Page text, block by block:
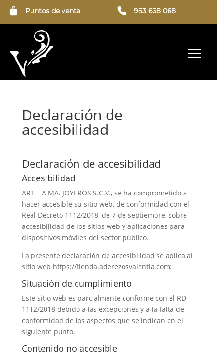
Puntos de venta 963 638 068
Declaración de
accesibilidad
Declaración de accesibilidad
Accesibilidad
ART – A MA. JOYEROS S.C.V., se ha comprometido a
hacer accesible su sitio web, de conformidad con el
Real Decreto 1112/2018, de 7 de septiembre, sobre
accesibilidad de los sitios web y aplicaciones para
dispositivos móviles del sector público.
La presente declaración de accesibilidad se aplica al
sitio web https://tienda.aderezosvalentia.com:
Situación de cumplimiento
Este sitio web es parcialmente conforme con el RD
1112/2018 debido a las excepciones y a la falta de
conformidad de los aspectos que se indican en el
siguiente punto.
Contenido no accesible